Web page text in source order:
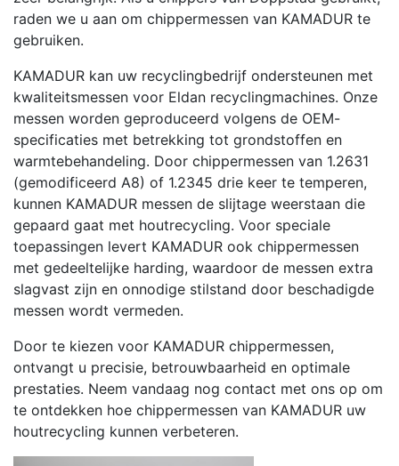
raden we u aan om chippermessen van KAMADUR te
gebruiken.
KAMADUR kan uw recyclingbedrijf ondersteunen met
kwaliteitsmessen voor Eldan recyclingmachines. Onze
messen worden geproduceerd volgens de OEM-
specificaties met betrekking tot grondstoffen en
warmtebehandeling. Door chippermessen van 1.2631
(gemodificeerd A8) of 1.2345 drie keer te temperen,
kunnen KAMADUR messen de slijtage weerstaan die
gepaard gaat met houtrecycling. Voor speciale
toepassingen levert KAMADUR ook chippermessen
met gedeeltelijke harding, waardoor de messen extra
slagvast zijn en onnodige stilstand door beschadigde
messen wordt vermeden.
Door te kiezen voor KAMADUR chippermessen,
ontvangt u precisie, betrouwbaarheid en optimale
prestaties. Neem vandaag nog contact met ons op om
te ontdekken hoe chippermessen van KAMADUR uw
houtrecycling kunnen verbeteren.